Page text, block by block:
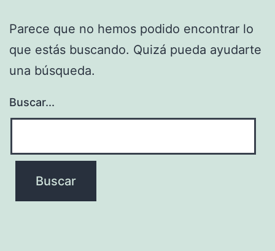
Parece que no hemos podido encontrar lo
que estás buscando. Quizá pueda ayudarte
una búsqueda.
Buscar...